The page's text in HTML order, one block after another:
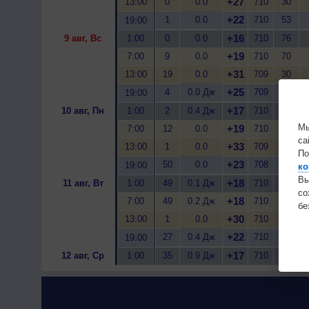
19:00
1 0.0 +22 710 53
9 авг, Вс
1:00 0 0.0 +16 710 76
7:00
9 0.0 +19 710 70
13:00
19 0.0 +31 709 30
19:00
4 0.0 Дж +25 709
10 авг, Пн
1:00 2 0.4 Дж +17 710
7:00
12 0.0 +19 710
13:00
1 0.0 +33 709
19:00
50 0.0 +23 708
11 авг, Вт
1:00 49 0.1 Дж +18 710
7:00
49 0.2 Дж +18 710
13:00
1 0.0 +30 710
19:00
27 0.4 Дж +22 710
12 авг, Ср
1:00 35 0.9 Дж +17 710